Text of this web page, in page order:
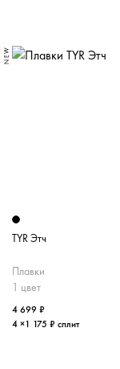
NEW
TYR Этч
Плавки
1 цвет
4 699 ₽
4 ×1 175 ₽ сплит